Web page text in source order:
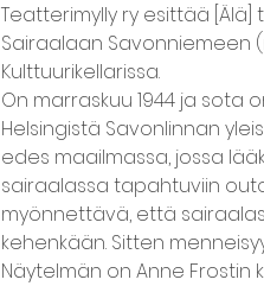
Teatterimylly ry esittää
Sairaalaan Savonniemeen
Kulttuurikellarissa.
On marraskuu 1944 ja sota
Helsingistä Savonlinnan
edes maailmassa, jossa
sairaalassa tapahtuviin
myönnettävä, että
kehenkään. Sitten
Näytelmän on Anne Frostin